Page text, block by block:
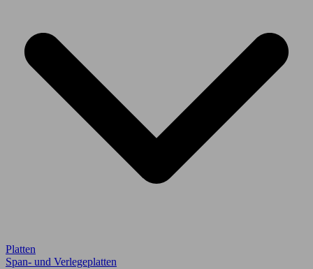
Platten
Span- und Verlegeplatten